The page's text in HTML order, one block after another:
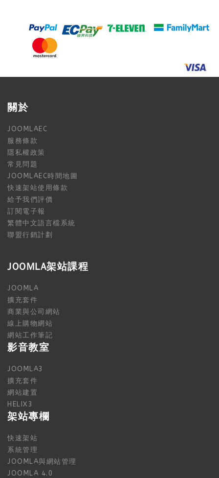
關於
JOOMLAEC
服務條款
隱私權政策
常見問題
JOOMLAEC時間地圖
快速架站使用條款
給予我們評價
訂閱電子報
繁體中文語言檔系統
聯盟行銷計劃
JOOMLA架站課程
JOOMLA
擴充套件
商業與公司網站
線上購物網站
網站工作筆記
影音教室
JOOMLA3
擴充套件
網站建置
HELIX3
架站專欄
快速架站
系統管理
JOOMLA與網站管理
JOOMLA 4.0